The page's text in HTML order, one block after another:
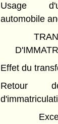
Usage
automobile
Effet du
Retour